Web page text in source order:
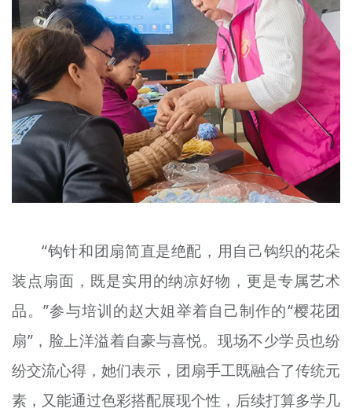
“钩针和团扇简直是绝配，用自己钩织的花朵
装点扇面，既是实用的纳凉好物，更是专属艺术
品。”参与培训的赵大姐举着自己制作的“樱花团
扇”，脸上洋溢着自豪与喜悦。现场不少学员也纷
纷交流心得，她们表示，团扇手工既融合了传统元
素，又能通过色彩搭配展现个性，后续打算多学几